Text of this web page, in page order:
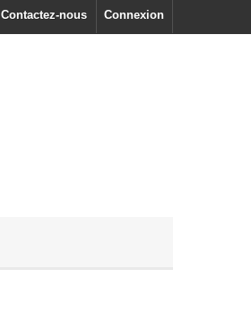
Connexion
Contactez-nous